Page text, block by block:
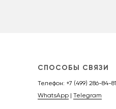
СПОСОБЫ СВЯЗИ
Телефон: +7 (499) 286-84-81
WhatsApp
Telegram